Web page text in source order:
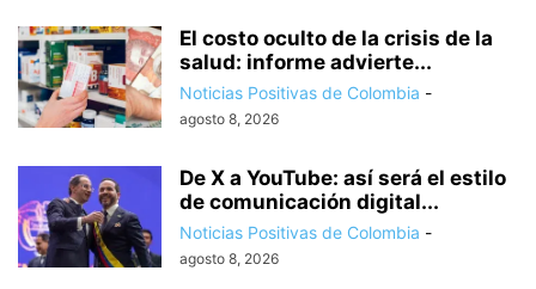
El costo oculto de la crisis de la
salud: informe advierte...
Noticias Positivas de Colombia -
agosto 8, 2026
De X a YouTube: así será el estilo
de comunicación digital...
Noticias Positivas de Colombia -
agosto 8, 2026